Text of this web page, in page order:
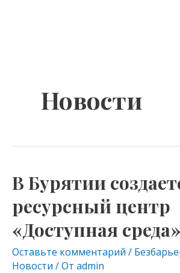
Новости
В Бурятии
ресурсный центр
«Доступная среда»
Оставьте комментарий /
Новости / От admin
В
Бурятии
создается
ресурсный
центр
«Доступная